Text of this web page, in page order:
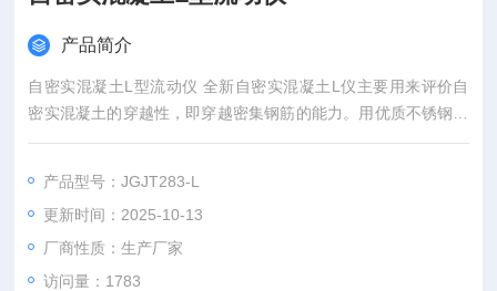
产品简介
自密实混凝土L型流动仪 全新自密实混凝土L仪主要用来评价自
密实混凝土的穿越性，即穿越密集钢筋的能力。用优质不锈钢制
做，本方法所采用的模具主要包括一个用钢板做成的L型箱、隔
产品型号：JGJT283-L
更新时间：2025-10-13
厂商性质：生产厂家
访问量：1783